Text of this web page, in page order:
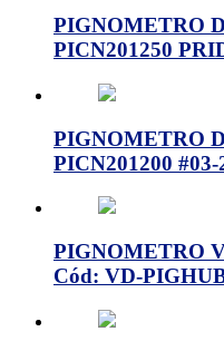
PIGNOMETRO
PICN201250
PIGNOMETRO
PICN201200 #03-
PIGNOMETRO
Cód: VD-